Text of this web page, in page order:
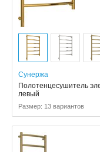
Сунержа
Полотенцесушитель
левый
Размер: 13 вариантов